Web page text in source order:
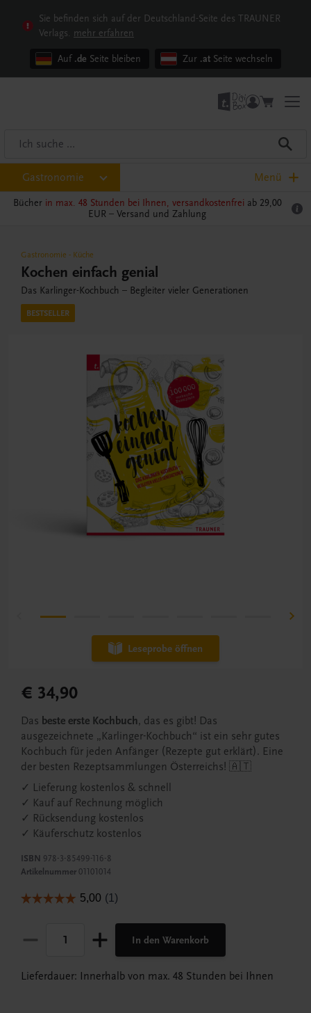
Sie befinden sich auf der Deutschland-Seite des TRAUNER
Verlags. mehr erfahren
Auf .de Seite bleiben Zur .at Seite wechseln
Gastronomie Menü
Bücher in max. 48 Stunden bei Ihnen, versandkostenfrei ab 29,00
EUR – Versand und Zahlung
Gastronomie - Küche
Kochen einfach genial
Das Karlinger-Kochbuch – Begleiter vieler Generationen
BESTSELLER
Leseprobe öffnen
€ 34,90
Das beste erste Kochbuch, das es gibt! Das
ausgezeichnete „Karlinger-Kochbuch“ ist ein sehr gutes
Kochbuch für jeden Anfänger (Rezepte gut erklärt). Eine
der besten Rezeptsammlungen Österreichs! 🇦🇹
✓ Lieferung kostenlos & schnell
✓ Kauf auf Rechnung möglich
✓ Rücksendung kostenlos
✓ Käuferschutz kostenlos
ISBN 978-3-85499-116-8
Artikelnummer 01101014
In den Warenkorb
Lieferdauer: Innerhalb von max. 48 Stunden bei Ihnen